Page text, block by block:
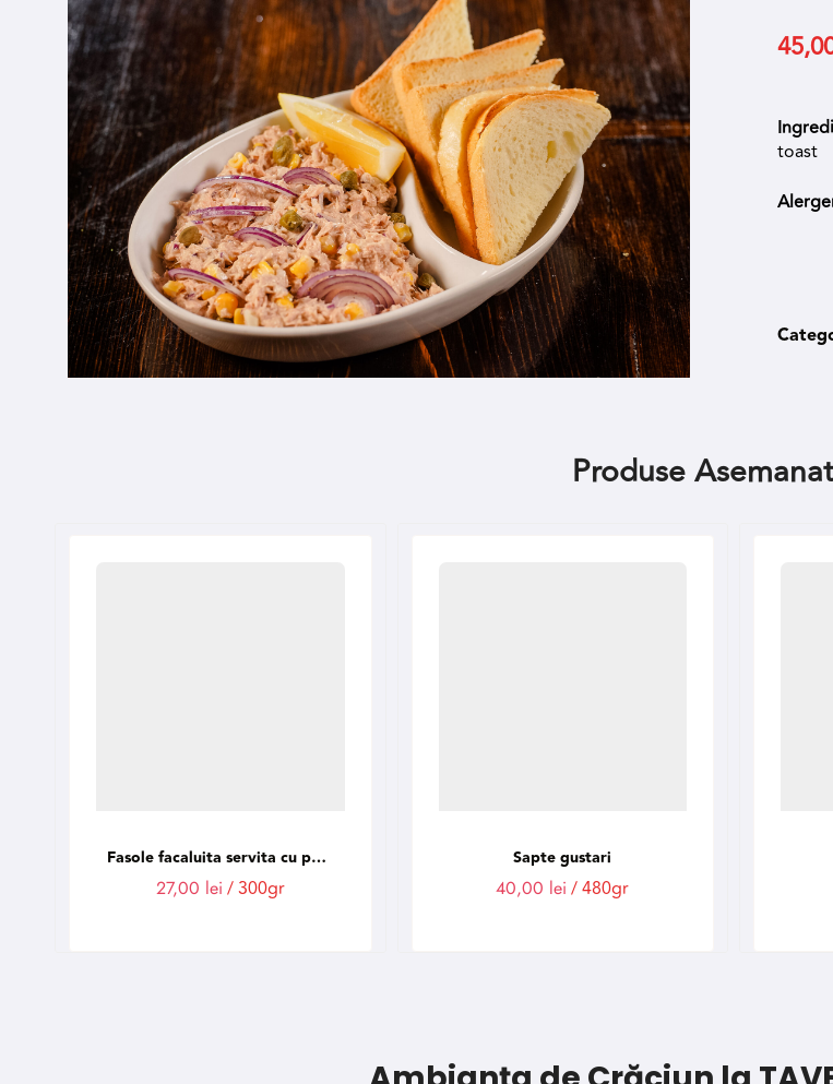
toast
Produse
Fasole facaluita servita cu paine prajita (de Post)
27,00 lei / 300gr
Sapte gustari
40,00 lei / 480gr